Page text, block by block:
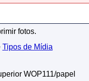
fotos.
Tipos de Mídia
WOP111/papel